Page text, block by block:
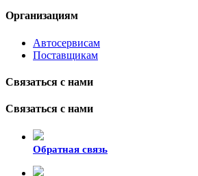
Организациям
Автосервисам
Поставщикам
Связаться с нами
Связаться с нами
Обратная связь